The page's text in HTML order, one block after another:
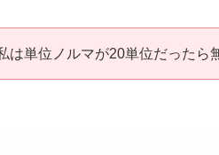
は単位ノルマが20単位だったら